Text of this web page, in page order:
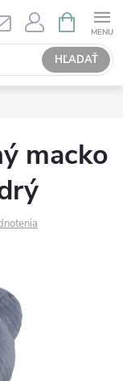
HĽADAŤ
KOŠÍK
macko